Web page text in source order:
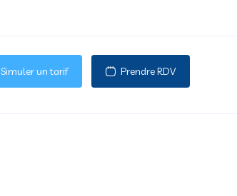
Simuler un tarif Prendre RDV